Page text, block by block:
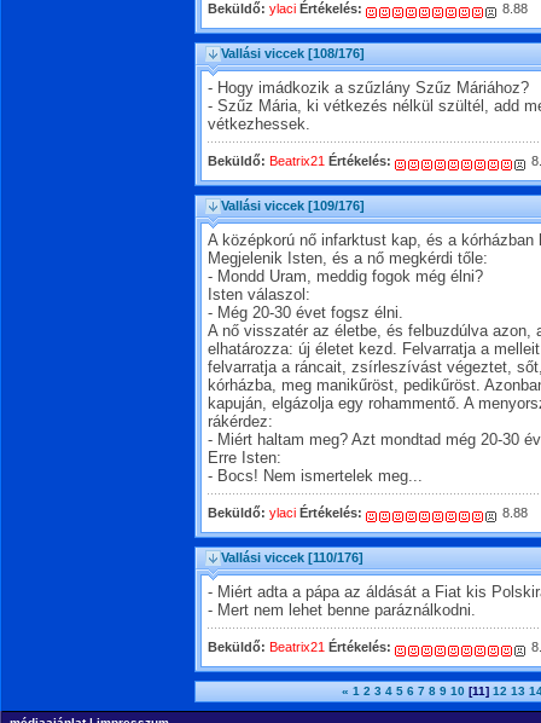
Beküldő: ylaci Értékelés: 8.88
Vallási viccek [108/176]
- Hogy imádkozik a szűzlány Szűz Máriához?
- Szűz Mária, ki vétkezés nélkül szültél, add
vétkezhessek.
Beküldő: Beatrix21 Értékelés:
Vallási viccek [109/176]
A középkorú nő infarktust kap, és a kórházban
Megjelenik Isten, és a nő megkérdi tőle:
- Mondd Uram, meddig fogok még élni?
Isten válaszol:
- Még 20-30 évet fogsz élni.
A nő visszatér az életbe, és felbuzdúlva azon,
elhatározza: új életet kezd. Felvarratja a
felvarratja a ráncait, zsírleszívást végeztet,
kórházba, meg manikűröst, pedikűröst.
kapuján, elgázolja egy rohammentő. A
rákérdez:
- Miért haltam meg? Azt mondtad még 20-30
Erre Isten:
- Bocs! Nem ismertelek meg...
Beküldő: ylaci Értékelés: 8.88
Vallási viccek [110/176]
- Miért adta a pápa az áldását a Fiat kis
- Mert nem lehet benne paráználkodni.
Beküldő: Beatrix21 Értékelés:
« 1 2 3 4 5 6 7 8 9 10 [11] 12 13